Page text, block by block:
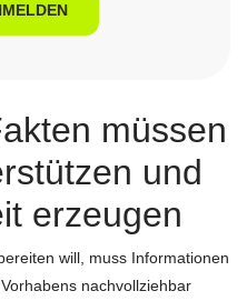
müssen
und
erzeugen
will, muss Informationen
nachvollziehbar